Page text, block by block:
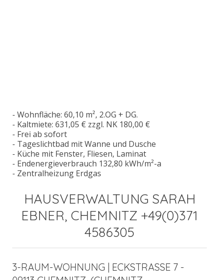
- Wohnfläche: 60,10 m², 2.OG + DG.
- Kaltmiete: 631,05 € zzgl. NK 180,00 €
- Frei ab sofort
- Tageslichtbad mit Wanne und Dusche
- Küche mit Fenster, Fliesen, Laminat
- Endenergieverbrauch 132,80 kWh/m²-a
- Zentralheizung Erdgas
HAUSVERWALTUNG SARAH
EBNER, CHEMNITZ +49(0)371
4586305
3-RAUM-WOHNUNG | ECKSTRASSE 7 -